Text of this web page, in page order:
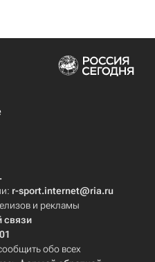
r-sport.internet@ria.ru
и рекламы
связи
обо всех